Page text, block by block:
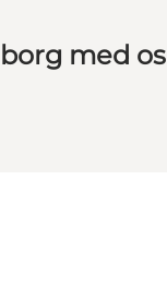
med os